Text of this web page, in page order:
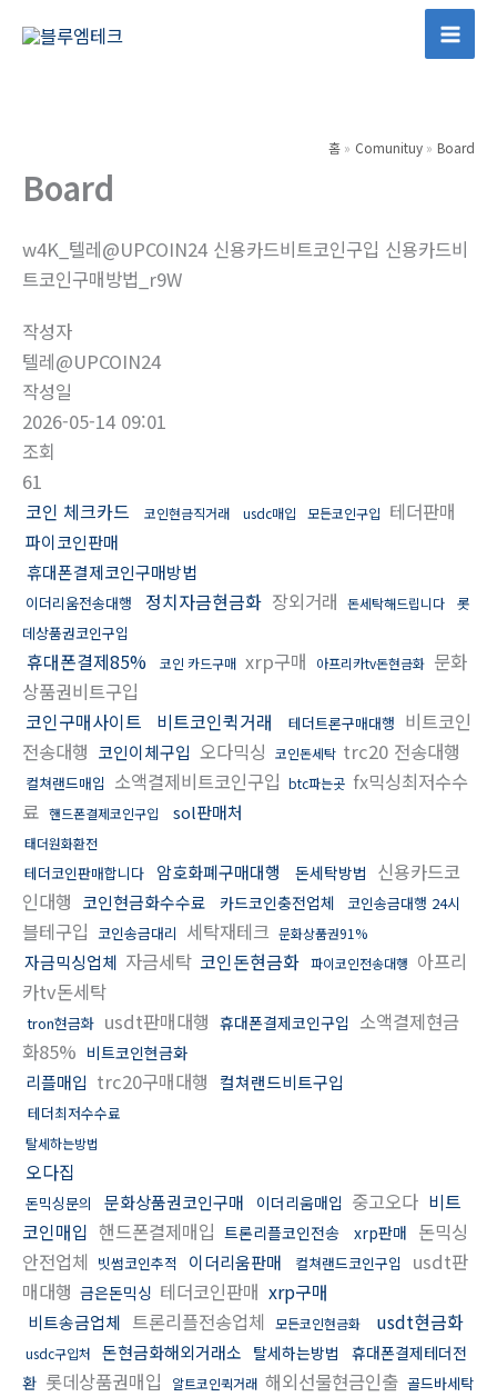
Main
홈 Comunituy Board
Board
w4K_텔레@UPCOIN24 신용카드비트코인구입 신용카드비
트코인구매방법_r9W
작성자
텔레@UPCOIN24
작성일
2026-05-14 09:01
조회
61
코인 체크카드
코인현금직거래 usdc매입 모든코인구입 테더판매
파이코인판매
휴대폰결제코인구매방법
이더리움전송대행 정치자금현금화 장외거래 돈세탁해드립니다
롯
데상품권코인구입
휴대폰결제85% 코인 카드구매 xrp구매 아프리카tv돈현금화 문화
상품권비트구입
코인구매사이트
비트코인퀵거래 테더트론구매대행 비트코인
전송대행 코인이체구입 오다믹싱 코인돈세탁 trc20 전송대행
컬쳐랜드매입 소액결제비트코인구입 btc파는곳 fx믹싱최저수수
료 핸드폰결제코인구입 sol판매처
태더원화환전
테더코인판매합니다 암호화폐구매대행 돈세탁방법 신용카드코
인대행 코인현금화수수료 카드코인충전업체 코인송금대행 24시
블테구입 코인송금대리 세탁재테크 문화상품권91%
자금믹싱업체 자금세탁 코인돈현금화 파이코인전송대행 아프리
카tv돈세탁
tron현금화 usdt판매대행 휴대폰결제코인구입 소액결제현금
화85% 비트코인현금화
리플매입 trc20구매대행 컬쳐랜드비트구입
테더최저수수료
탈세하는방법
오다집
돈믹싱문의 문화상품권코인구매 이더리움매입 중고오다 비트
코인매입 핸드폰결제매입 트론리플코인전송 xrp판매 돈믹싱
안전업체 빗썸코인추적 이더리움판매 컬쳐랜드코인구입
usdt판
매대행 금은돈믹싱 테더코인판매 xrp구매
비트송금업체 트론리플전송업체 모든코인현금화 usdt현금화
usdc구입처 돈현금화해외거래소 탈세하는방법
휴대폰결제테더전
환 롯데상품권매입 알트코인퀵거래 해외선물현금인출 골드바세탁